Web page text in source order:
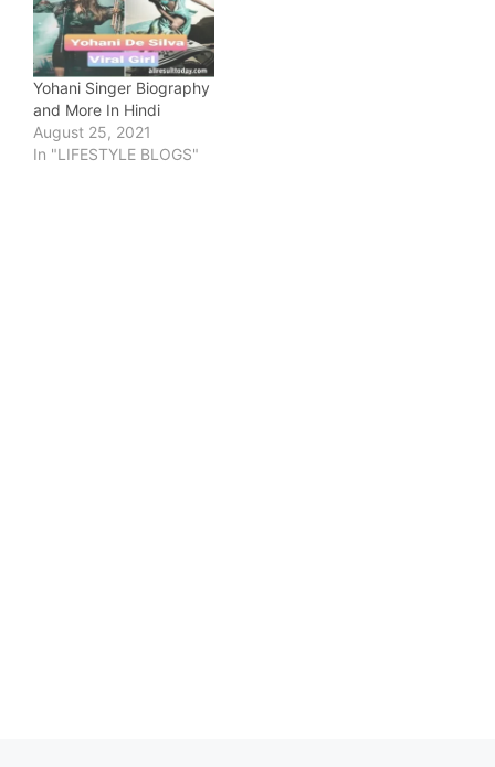
Yohani Singer Biography
and More In Hindi
August 25, 2021
In "LIFESTYLE BLOGS"